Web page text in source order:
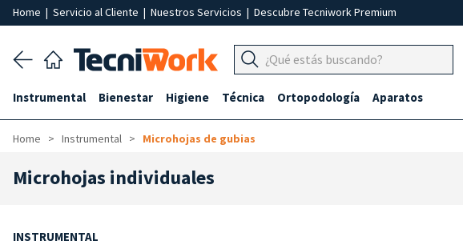
Home | Servicio al Cliente | Nuestros Servicios | Descubre Tecniwork Premium
Instrumental Bienestar Higiene Técnica Ortopodología Aparatos
Home Instrumental Microhojas de gubias
Microhojas individuales
INSTRUMENTAL